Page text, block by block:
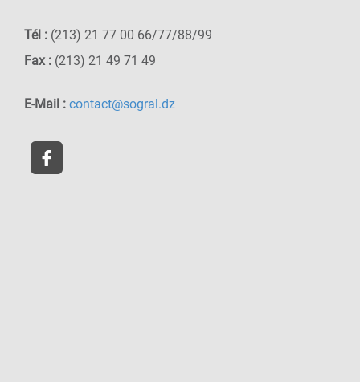
Tél : (213) 21 77 00 66/77/88/99
Fax : (213) 21 49 71 49
E-Mail : contact@sogral.dz